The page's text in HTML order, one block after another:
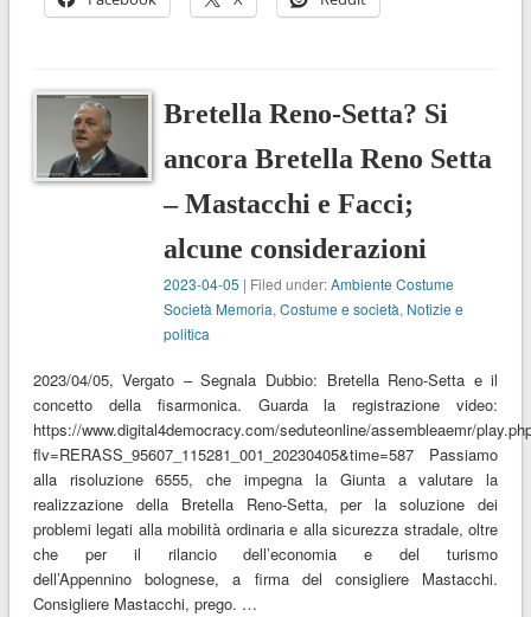
Bretella Reno-Setta? Si
ancora Bretella Reno Setta
– Mastacchi e Facci;
alcune considerazioni
2023-04-05 | Filed under:Ambiente Costume
Società Memoria,Costume e società, Notizie e
politica
2023/04/05, Vergato – Segnala Dubbio: Bretella Reno-Setta e il
concetto della fisarmonica. Guarda la registrazione video:
https://www.digital4democracy.com/seduteonline/assembleaemr/
flv=RERASS_95607_115281_001_20230405&time=587 Passiamo
alla risoluzione 6555, che impegna la Giunta a valutare la
realizzazione della Bretella Reno-Setta, per la soluzione dei
problemi legati alla mobilità ordinaria e alla sicurezza stradale, oltre
che per il rilancio dell’economia e del turismo
dell’Appennino bolognese, a firma del consigliere Mastacchi.
Consigliere Mastacchi, prego. …